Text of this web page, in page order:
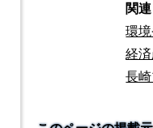
関
環
経
長